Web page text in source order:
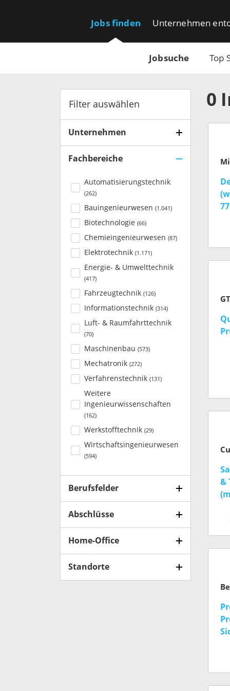
Jobs finden
Jobsuche Top
Unternehmen
Filter auswählen
Unternehmen
Fachbereiche
Automatisierungstechnik
(262)
Bauingenieurwesen (1.041 )
Biotechnologie (66)
Chemieingenieurwesen (87)
Elektrotechnik (1.171 )
Energie- & Umwelttechnik
(417)
Fahrzeugtechnik (126)
Informationstechnik (314)
Luft- & Raumfahrttechnik
(70)
Maschinenbau (573)
Mechatronik (272)
Verfahrenstechnik (131 )
Weitere
Ingenieurwissenschaften
(162)
Werkstofftechnik (29)
Wirtschaftsingenieurwesen
(594)
Berufsfelder
Abschlüsse
Home-Office
Standorte
0
&